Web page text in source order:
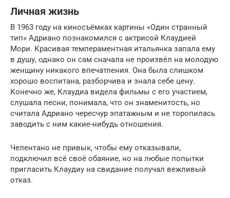
Личная жизнь
В 1963 году на киносъёмках картины «Один странный
тип» Адриано познакомился с актрисой Клаудией
Мори. Красивая темпераментная итальянка запала ему
в душу, однако он сам сначала не произвёл на молодую
женщину никакого впечатления. Она была слишком
хорошо воспитана, разборчива и знала себе цену.
Конечно же, Клаудиа видела фильмы с его участием,
слушала песни, понимала, что он знаменитость, но
считала Адриано чересчур эпатажным и не торопилась
заводить с ним какие-нибудь отношения.
Челентано не привык, чтобы ему отказывали,
подключил всё своё обаяние, но на любые попытки
пригласить Клаудиу на свидание получал вежливый
отказ.